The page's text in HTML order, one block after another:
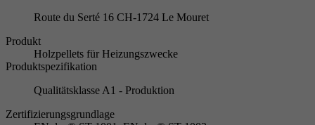
Route du Serté 16 CH-1724 Le Mouret
Produkt
Holzpellets für Heizungszwecke
Produktspezifikation
Qualitätsklasse A1 - Produktion
Zertifizierungsgrundlage